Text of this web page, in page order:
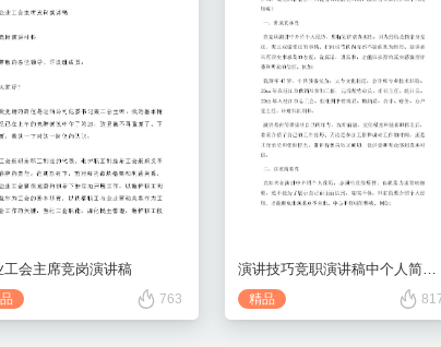
工会主席竞岗演讲稿
763 精品